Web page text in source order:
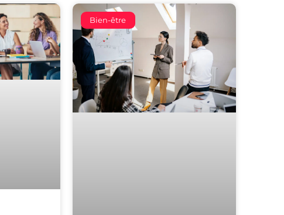
Bien-être